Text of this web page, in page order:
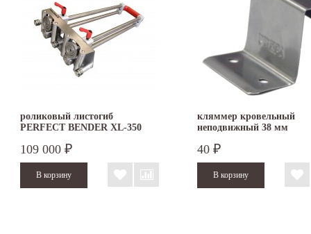
роликовый листогиб
PERFECT BENDER XL-350
109 000 ₽
кляммер кровельный
неподвижный 38 мм
40 ₽